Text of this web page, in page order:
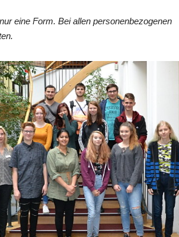
eine Form. Bei allen personenbezogenen